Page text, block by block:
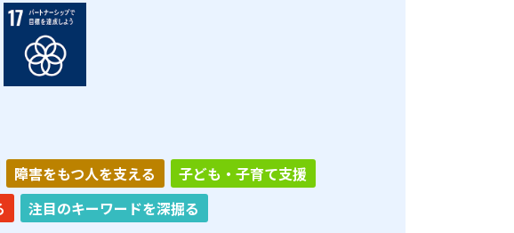
障害をもつ人を支える
子ども・子育て支援
注目のキーワードを深掘る